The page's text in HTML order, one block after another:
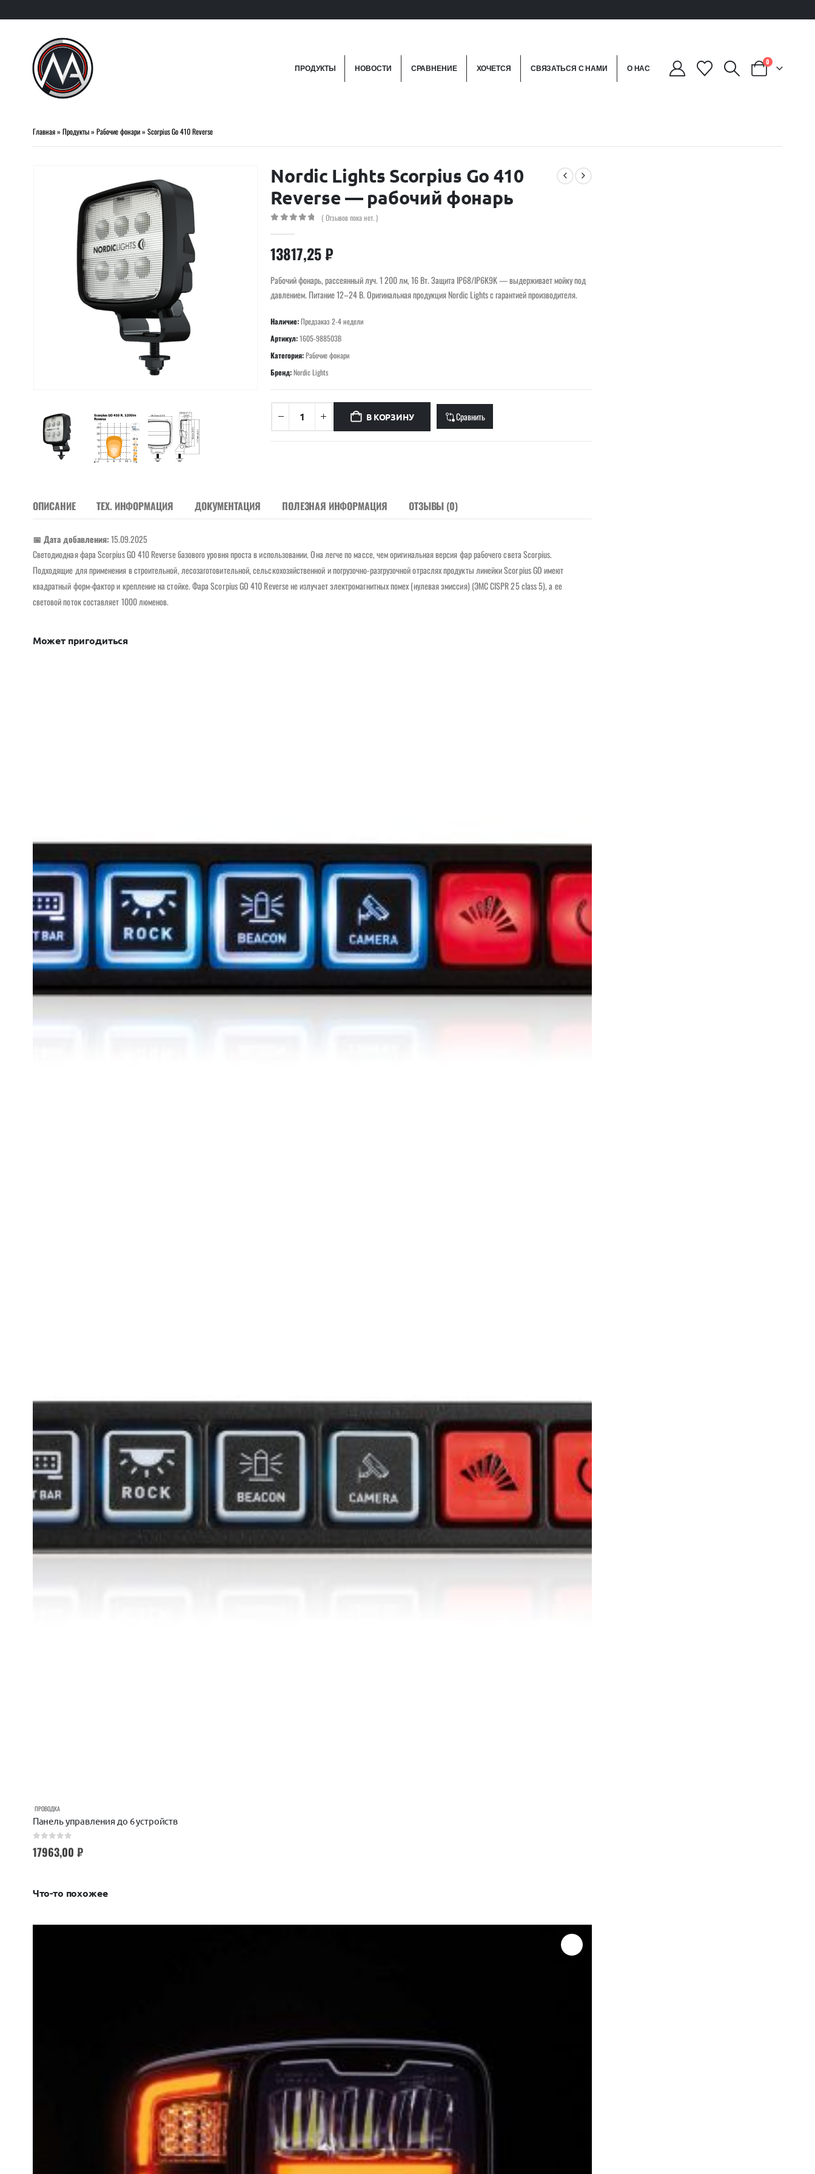
ПРОДУКТЫ НОВОСТИ СРАВНЕНИЕ ХОЧЕТСЯ СВЯЗАТЬСЯ С НАМИ О НАС
0
Главная» Продукты» Рабочие фонари» Scorpius Go 410 Reverse
Nordic Lights Scorpius Go 410
Reverse — рабочий фонарь
( Отзывов пока нет. )
13817,25₽
Рабочий фонарь, рассеянный луч. 1 200 лм, 16 Вт. Защита IP68/IP6K9K — выдерживает мойку под
давлением. Питание 12–24 В. Оригинальная продукция Nordic Lights с гарантией производителя.
Наличие:Предзаказ 2-4 недели
Артикул:1605-988503B
Категория:Рабочие фонари
Бренд:Nordic Lights
В КОРЗИНУ Сравнить
ОПИСАНИЕ ТЕХ. ИНФОРМАЦИЯ ДОКУМЕНТАЦИЯ ПОЛЕЗНАЯ ИНФОРМАЦИЯ ОТЗЫВЫ (0)
📅 Дата добавления:15.09.2025
Светодиодная фара Scorpius GO 410 Reverse базового уровня проста в использовании. Она легче по массе, чем оригинальная версия фар рабочего света Scorpius.
Подходящие для применения в строительной, лесозаготовительной, сельскохозяйственной и погрузочно-разгрузочной отраслях продукты линейки Scorpius GO имеют
квадратный форм-фактор и крепление на стойке. Фара Scorpius GO 410 Reverse не излучает электромагнитных помех (нулевая эмиссия) (ЭМС CISPR 25 class 5), а ее
световой поток составляет 1000 люменов.
Может пригодиться
ПРОВОДКА
Панель управления до 6 устройств
17963,00 ₽
Что-то похожее